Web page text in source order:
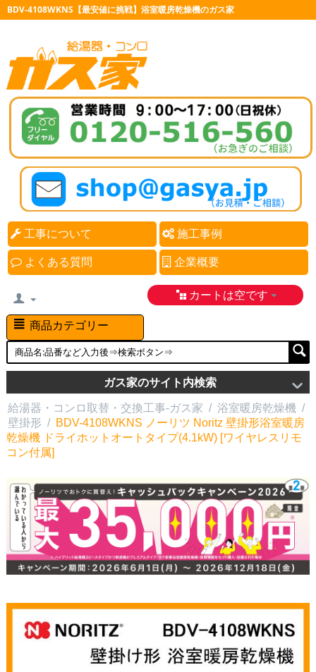
BDV-4108WKNS【最安値に挑戦】浴室暖房乾燥機のガス家
工事について 施工事例
よくある質問 企業概要
カートは空です
商品カテゴリー
ガス家のサイト内検索
給湯器・コンロ取替・交換工事-ガス家 / 浴室暖房乾燥機 /
壁掛形 / BDV-4108WKNS ノーリツ Noritz 壁掛形浴室暖房
乾燥機 ドライホットオートタイプ(4.1kW) [ワイヤレスリモ
コン付属]